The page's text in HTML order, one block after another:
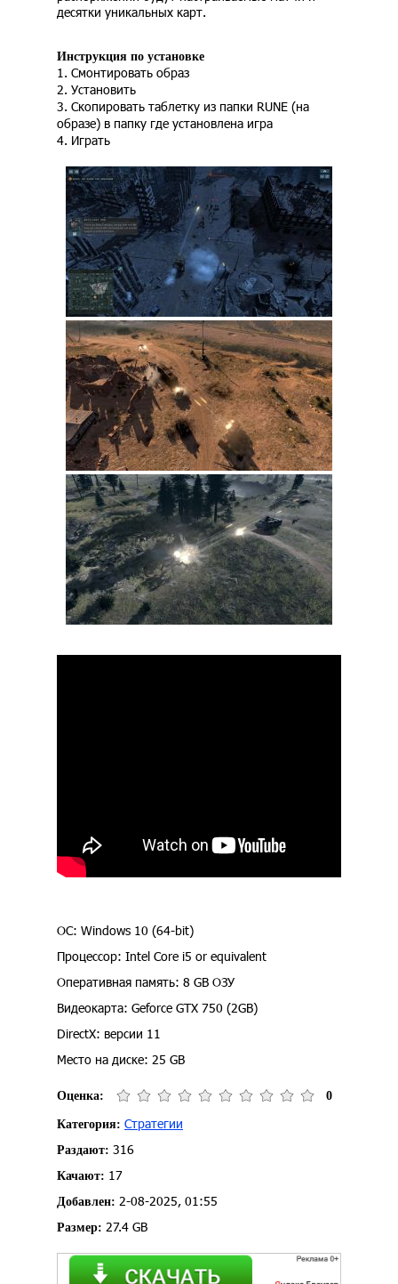
десятки уникальных карт.
Инструкция по установке
1. Смонтировать образ
2. Установить
3. Скопировать таблетку из папки RUNE (на
образе) в папку где установлена игра
4. Играть
ОС: Windows 10 (64-bit)
Процессор: Intel Core i5 or equivalent
Оперативная память: 8 GB ОЗУ
Видеокарта: Geforce GTX 750 (2GB)
DirectX: версии 11
Место на диске: 25 GB
Оценка: 0
Категория: Стратегии
Раздают: 316
Качают: 17
Добавлен: 2-08-2025, 01:55
Размер: 27.4 GB